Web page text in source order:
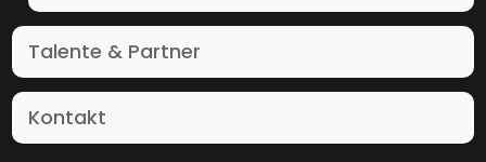
Talente & Partner
Kontakt